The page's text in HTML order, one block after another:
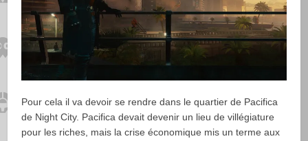
Pour cela il va devoir se rendre dans le quartier de Pacifica
de Night City. Pacifica devait devenir un lieu de villégiature
pour les riches, mais la crise économique mis un terme aux